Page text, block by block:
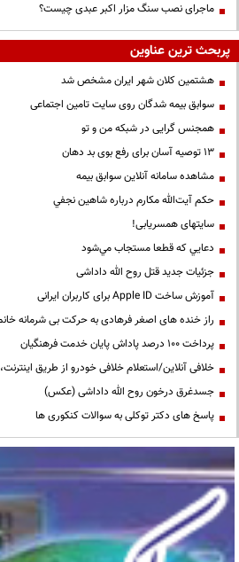
ماجرای نصب سنگ مزار اکبر عبدی چیست؟
پربحث ترین عناوین
هشتمین کلان شهر ایران مشخص شد
سوابق بیمه شدگان روی سایت تامین اجتماعی
همجنس گرایی در شبکه من و تو
13 توصیه آسان برای رفع بوی بد دهان
مشاهده سامانه آنلاين سوابق بیمه
حكم آيت‌الله مكارم درباره شاهين نجفي
سایتهای همسریابی!
دعايي كه قطعا مستجاب مي‌شود
جزئیات جدید قتل روح الله داداشی
آموزش ساخت Apple ID برای کاربران ایرانی
راز خنده های اصغر فرهادی به حرکت بی شرمانه
پرداخت ۱۰۰ درصد پاداش پایان خدمت فرهنگیان
خلافی آنلاین/استعلام خلافی خودرو از طریق
جسدغرق درخون روح الله داداشی (عکس)
پاسخ های دکتر توکلی به سوالات کنکوری ها